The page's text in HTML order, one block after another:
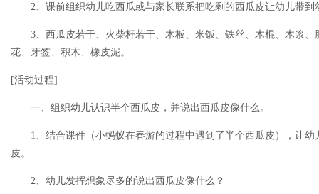
2、课前组织幼儿吃西瓜或与家长联系把吃剩的西瓜皮让幼儿带到
3、西瓜皮若干、火柴杆若干、木板、米饭、铁丝、木棍、木浆、
花、牙签、积木、橡皮泥。
[活动过程]
一、组织幼儿认识半个西瓜皮，并说出西瓜皮像什么。
1、结合课件（小蚂蚁在春游的过程中遇到了半个西瓜皮），让幼
皮。
2、幼儿发挥想象尽多的说出西瓜皮像什么？